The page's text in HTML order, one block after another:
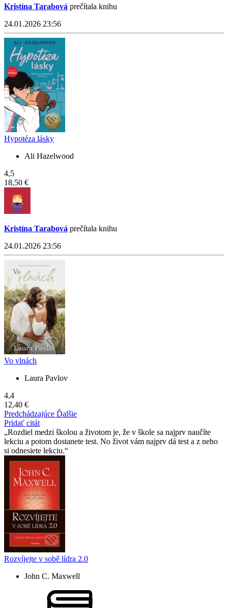
Kristína Tarabová prečítala knihu
24.01.2026 23:56
Hypotéza lásky
Ali Hazelwood
4,5
18,50 €
Kristína Tarabová prečítala knihu
24.01.2026 23:56
Vo vlnách
Laura Pavlov
4,4
12,40 €
Predchádzajúce Ďalšie
Pridať citát
Rozdiel medzi školou a životom je, že v škole sa najprv naučíte
lekciu a potom dostanete test. No život vám najprv dá test a z neho
si odnesiete lekciu.
Rozvíjejte v sobě lídra 2.0
John C. Maxwell